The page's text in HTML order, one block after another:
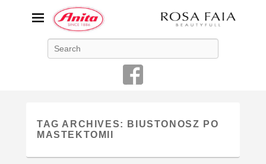
ANITA-unikalna bielizna
damska
Niemiecka firma Anita jest od 1886 roku producentem bielizny
damskiej o najwyższej jakości
TAG ARCHIVES:
BIUSTONOSZ PO
MASTEKTOMII